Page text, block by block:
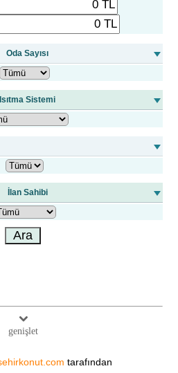
Oda Sayısı
Isıtma Sistemi
İlan Sahibi
genişlet
tarafından